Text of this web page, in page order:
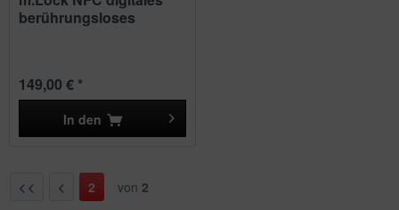
berührungsloses
149,00 € *
In den
2 von 2